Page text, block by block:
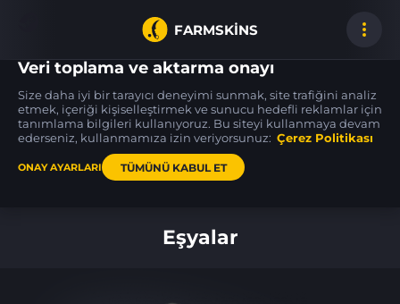
FARMSKINS
SSG 08
Mainframe 001 MW
CZ75-Auto
Circaetus MW 0
AK-47
Safari Mesh
Eşyalar
Veri toplama ve aktarma onayı
Size daha iyi bir tarayıcı deneyimi sunmak, site trafiğini analiz
etmek, içeriği kişiselleştirmek ve sunucu hedefli reklamlar için
tanımlama bilgileri kullanıyoruz. Bu siteyi kullanmaya devam
ederseniz, kullanmamıza izin veriyorsunuz: Çerez Politikası
ONAY AYARLARI TÜMÜNÜ KABUL ET